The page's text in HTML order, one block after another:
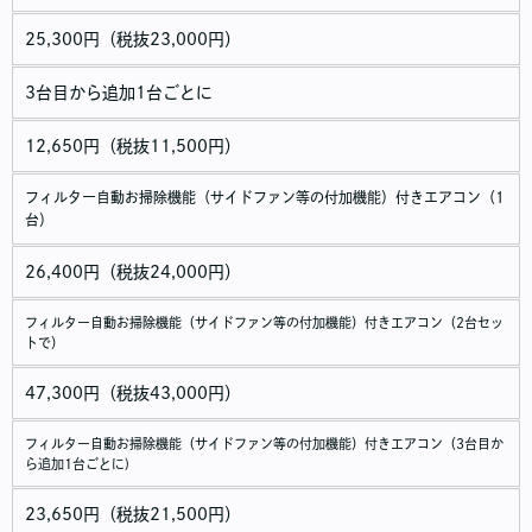
25,300円（税抜23,000円）
3台目から追加1台ごとに
12,650円（税抜11,500円）
フィルター自動お掃除機能（サイドファン等の付加機能）付きエアコン（1
台）
26,400円（税抜24,000円）
フィルター自動お掃除機能（サイドファン等の付加機能）付きエアコン（2台セッ
トで）
47,300円（税抜43,000円）
フィルター自動お掃除機能（サイドファン等の付加機能）付きエアコン（3台目か
ら追加1台ごとに)
23,650円（税抜21,500円）